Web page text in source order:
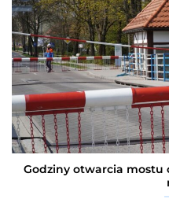
Godziny otwarcia mostu